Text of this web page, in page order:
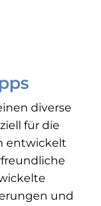
diverse
für die
entwickelt
und